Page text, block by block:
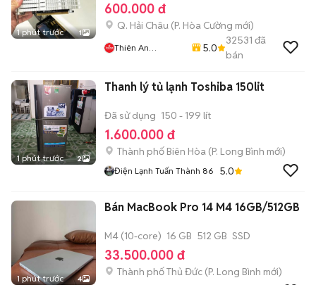
1 phút trước 1
600.000 đ
Q. Hải Châu (P. Hòa Cường mới)
Thiên An
5.0
32531 đã
bán
1 phút trước 2
Thanh lý tủ lạnh Toshiba 150lit
Đã sử dụng 150 - 199 lít
1.600.000 đ
Thành phố Biên Hòa (P. Long Bình mới)
Điện Lạnh Tuấn Thành 86 5.0
1 phút trước 4
Bán MacBook Pro 14 M4 16GB/512GB
M4 (10-core) 16 GB 512 GB SSD
33.500.000 đ
Thành phố Thủ Đức (P. Long Bình mới)